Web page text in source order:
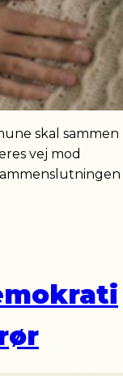
skal sammen
vej mod